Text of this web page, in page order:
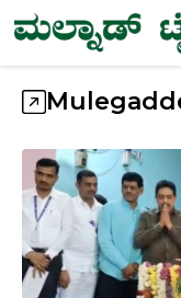
Skip
to
content